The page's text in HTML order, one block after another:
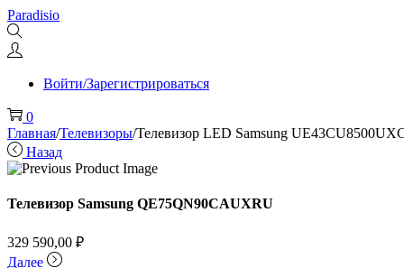
Перейти
к
навигации
Перейти
к
содержимому
Paradisio
Войти/Зарегистрироваться
0
Главная/Телевизоры/Телевизор LED Samsung
Назад
Телевизор Samsung QE75QN90CAUXRU
329 590,00 ₽
Далее